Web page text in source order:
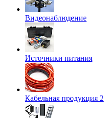
Видеонаблюдение
Источники питания
Кабельная продукция 2